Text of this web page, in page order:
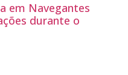
em Navegantes
durante o